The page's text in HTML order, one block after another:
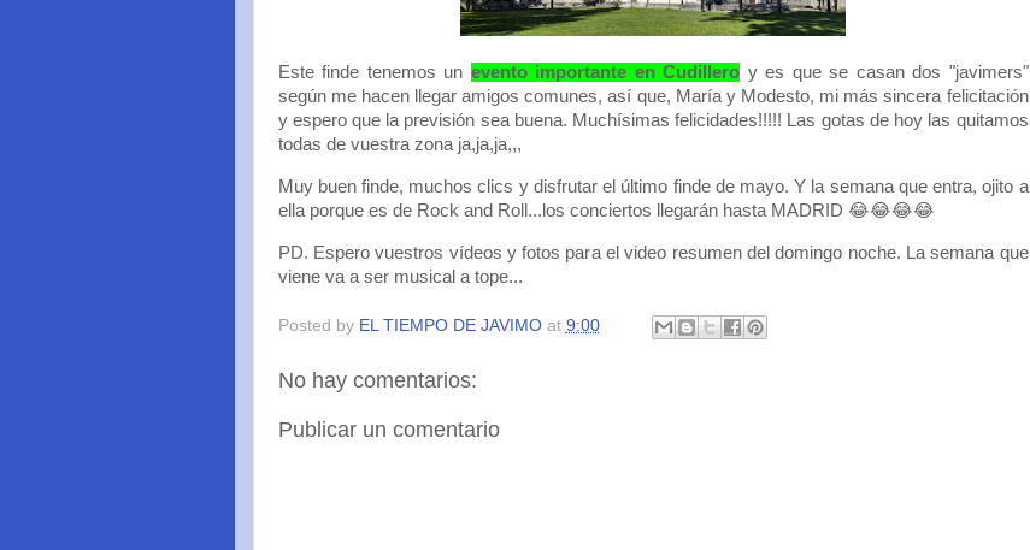
Este finde tenemos un evento importante en Cudillero y es que se casan dos "javimers"
según me hacen llegar amigos comunes, así que, María y Modesto, mi más sincera felicitación
y espero que la previsión sea buena. Muchísimas felicidades!!!!! Las gotas de hoy las quitamos
todas de vuestra zona ja,ja,ja,,,
Muy buen finde, muchos clics y disfrutar el último finde de mayo. Y la semana que entra, ojito a
ella porque es de Rock and Roll...los conciertos llegarán hasta MADRID 😂😂😂😂
PD. Espero vuestros vídeos y fotos para el video resumen del domingo noche. La semana que
viene va a ser musical a tope...
Posted by EL TIEMPO DE JAVIMO at 9:00
No hay comentarios:
Publicar un comentario